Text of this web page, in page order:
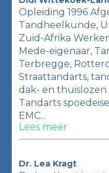
Opleiding 1996
Tandheelkunde,
Zuid-Afrika
Mede-eigenaar,
Terbregge,
Straattandarts,
dak- en thuislozen
Tandarts
EMC...
Lees meer
Dr. Lea Kragt